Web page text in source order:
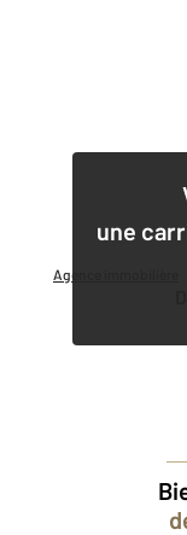
Agence immobilière
une